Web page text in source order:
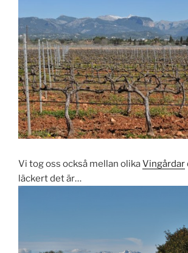
Vi tog oss också mellan olikaVingårdar
läckert det är…